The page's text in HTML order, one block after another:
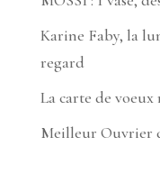
Karine Faby, la
regard
La carte de
Meilleur Ouvrier